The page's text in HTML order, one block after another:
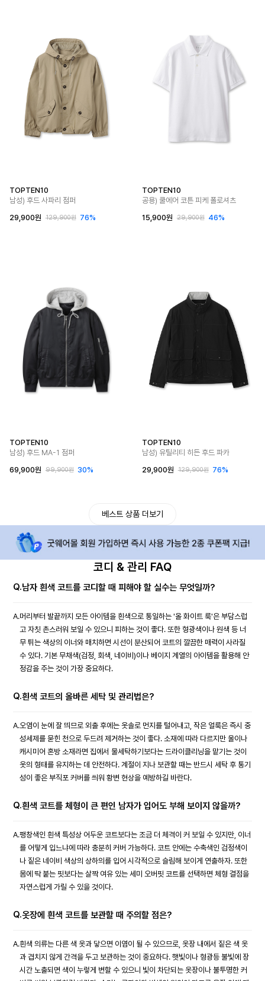
TOPTEN10
남성) 후드 사파리 점퍼
29,900원
129,900원 76%
TOPTEN10
공용) 쿨에어 코튼 피케 폴로셔츠
15,900원
29,900원 46%
TOPTEN10
남성) 후드 MA-1 점퍼
69,900원
99,900원 30%
TOPTEN10
남성) 유틸리티 히든 후드 파카
29,900원
129,900원 76%
베스트 상품 더보기
코디 & 관리 FAQ
Q.남자 흰색 코트를 코디할 때 피해야 할 실수는 무엇일까?
A.머리부터 발끝까지 모든 아이템을 흰색으로 통일하는 '올 화이트 룩'은 부담스럽
고 자칫 촌스러워 보일 수 있으니 피하는 것이 좋다. 또한 형광색이나 원색 등 너
무 튀는 색상의 이너와 매치하면 시선이 분산되어 코트의 깔끔한 매력이 사라질
수 있다. 기본 무채색(검정, 회색, 네이비)이나 베이지 계열의 아이템을 활용해 안
정감을 주는 것이 가장 중요하다.
Q.흰색 코트의 올바른 세탁 및 관리법은?
A.오염이 눈에 잘 띄므로 외출 후에는 옷솔로 먼지를 털어내고, 작은 얼룩은 즉시 중
성세제를 묻힌 천으로 두드려 제거하는 것이 좋다. 소재에 따라 다르지만 울이나
캐시미어 혼방 소재라면 집에서 물세탁하기보다는 드라이클리닝을 맡기는 것이
옷의 형태를 유지하는 데 안전하다. 계절이 지나 보관할 때는 반드시 세탁 후 통기
성이 좋은 부직포 커버를 씌워 황변 현상을 예방하길 바란다.
Q.흰색 코트를 체형이 큰 편인 남자가 입어도 부해 보이지 않을까?
A.팽창색인 흰색 특성상 어두운 코트보다는 조금 더 체격이 커 보일 수 있지만, 이너
를 어떻게 입느냐에 따라 충분히 커버 가능하다. 코트 안에는 수축색인 검정색이
나 짙은 네이비 색상의 상하의를 입어 시각적으로 슬림해 보이게 연출하자. 또한
몸에 딱 붙는 핏보다는 살짝 여유 있는 세미 오버핏 코트를 선택하면 체형 결점을
자연스럽게 가릴 수 있을 것이다.
Q.옷장에 흰색 코트를 보관할 때 주의할 점은?
A.흰색 의류는 다른 색 옷과 닿으면 이염이 될 수 있으므로, 옷장 내에서 짙은 색 옷
과 겹치지 않게 간격을 두고 보관하는 것이 중요하다. 햇빛이나 형광등 불빛에 장
시간 노출되면 색이 누렇게 변할 수 있으니 빛이 차단되는 옷장이나 불투명한 커